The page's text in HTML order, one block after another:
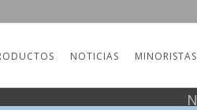
NOTICIAS MINORISTAS